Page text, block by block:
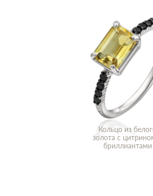
Кольцо из
золота с
бриллиантами